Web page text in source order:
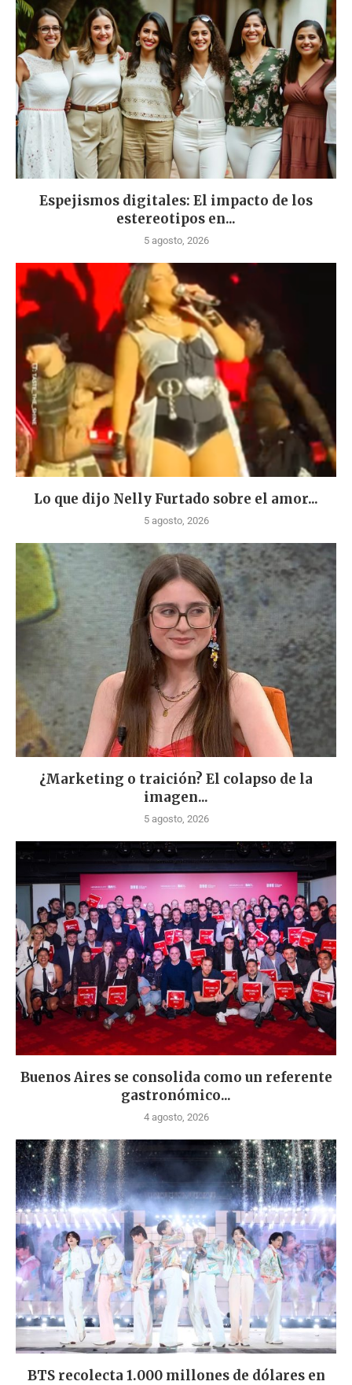
Espejismos digitales: El impacto de los
estereotipos en...
5 agosto, 2026
Lo que dijo Nelly Furtado sobre el amor...
5 agosto, 2026
¿Marketing o traición? El colapso de la
imagen...
5 agosto, 2026
Buenos Aires se consolida como un referente
gastronómico...
4 agosto, 2026
BTS recolecta 1.000 millones de dólares en